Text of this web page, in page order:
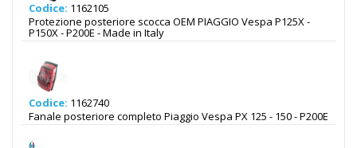
Codice: 1162105
Protezione posteriore scocca OEM PIAGGIO Vespa P125X -
P150X - P200E - Made in Italy
Codice: 1162740
Fanale posteriore completo Piaggio Vespa PX 125 - 150 - P200E